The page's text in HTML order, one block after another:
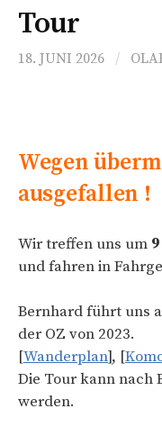
Tour
18. JUNI 2026 /
Wegen
ausgefallen !
Wir treffen uns um
und fahren in
Bernhard führt uns
der OZ von 2023.
[Wanderplan], [
Die Tour kann nach
werden.